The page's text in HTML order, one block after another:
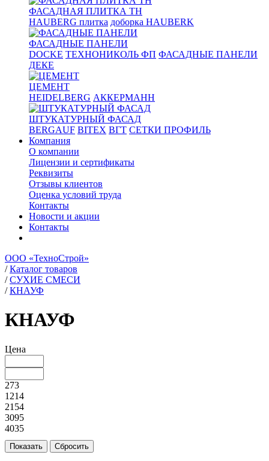
ФАСАДНАЯ ПЛИТКА ТН
HAUBERG плитка доборка HAUBERK
ФАСАДНЫЕ ПАНЕЛИ
DOCKE ТЕХНОНИКОЛЬ ФП ФАСАДНЫЕ ПАНЕЛИ
ДЕКЕ
ЦЕМЕНТ
HEIDELBERG АККЕРМАНН
ШТУКАТУРНЫЙ ФАСАД
BERGAUF BITEX ВГТ СЕТКИ ПРОФИЛЬ
Компания
О компании
Лицензии и сертификаты
Реквизиты
Отзывы клиентов
Оценка условий труда
Контакты
Новости и акции
Контакты
ООО «ТехноСтрой»
/ Каталог товаров
/ СУХИЕ СМЕСИ
/ КНАУФ
КНАУФ
Цена
273
1214
2154
3095
4035